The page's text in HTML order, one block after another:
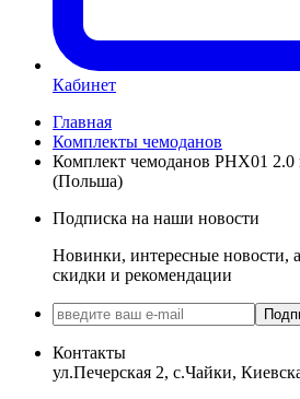
Кабинет
Главная
Комплекты чемоданов
Комплект чемоданов PHX01 2.0
(Польша)
Подписка на наши новости
Новинки, интересные новости,
скидки и рекомендации
Контакты
ул.Печерская 2, с.Чайки,